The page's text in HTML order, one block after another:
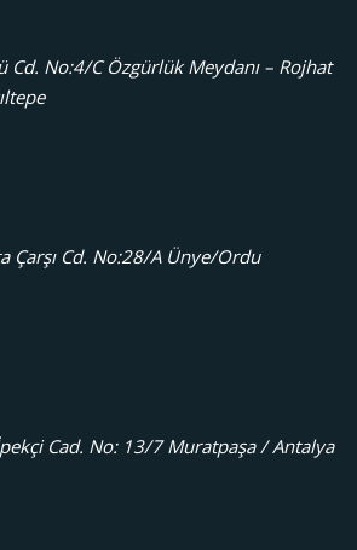
Cd. No:4/C Özgürlük Meydanı – Rojhat
Çarşı Cd. No:28/A Ünye/Ordu
Cad. No: 13/7 Muratpaşa / Antalya